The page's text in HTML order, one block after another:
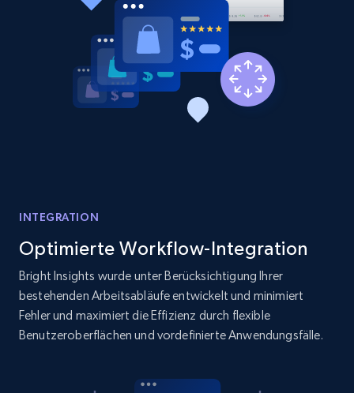
INTEGRATION
Optimierte Workflow-Integration
Bright Insights wurde unter Berücksichtigung Ihrer
bestehenden Arbeitsabläufe entwickelt und minimiert
Fehler und maximiert die Effizienz durch flexible
Benutzeroberflächen und vordefinierte Anwendungsfälle.